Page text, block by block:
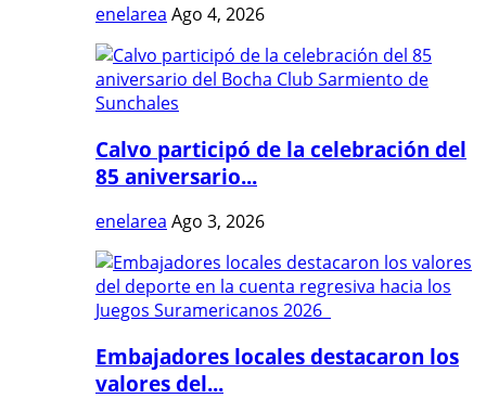
enelarea Ago 4, 2026
Calvo participó de la celebración del
85 aniversario...
enelarea Ago 3, 2026
Embajadores locales destacaron los
valores del...